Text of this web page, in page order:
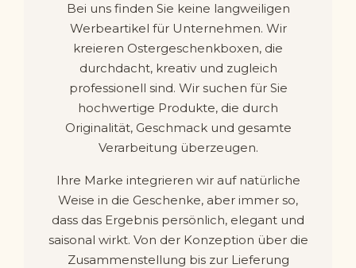
Bei uns finden Sie keine langweiligen
Werbeartikel für Unternehmen. Wir
kreieren Ostergeschenkboxen, die
durchdacht, kreativ und zugleich
professionell sind. Wir suchen für Sie
hochwertige Produkte, die durch
Originalität, Geschmack und gesamte
Verarbeitung überzeugen.
Ihre Marke integrieren wir auf natürliche
Weise in die Geschenke, aber immer so,
dass das Ergebnis persönlich, elegant und
saisonal wirkt. Von der Konzeption über die
Zusammenstellung bis zur Lieferung